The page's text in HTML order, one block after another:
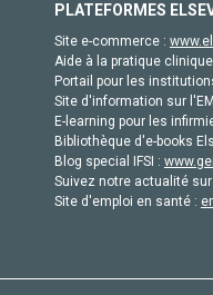
PLATEFORMES
Site e-commerce :
Aide à la pratique
Portail pour les
Site d'information sur
E-learning pour les
Bibliothèque d'e-books
Blog special IFSI :
Suivez notre actualité
Site d'emploi en santé :